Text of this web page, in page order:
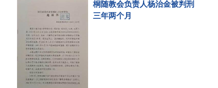
桐随教会负责人杨治金被判刑
三年两个月